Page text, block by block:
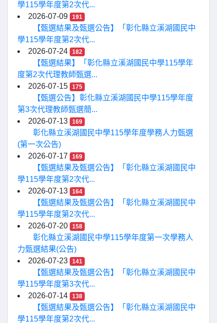
學115學年度第2次代...
2026-07-09
191
【甄選結果及甄選公告】「彰化縣立溪湖國民中
學115學年度第2次代...
2026-07-24
182
【甄選結果】「彰化縣立溪湖國民中學115學年
度第2次代理教師甄選...
2026-07-15
175
【甄選公告】彰化縣立溪湖國民中學115學年度
第3次代理教師甄選簡...
2026-07-13
169
彰化縣立溪湖國民中學115學年度學務人力甄選
(第一次公告)
2026-07-17
169
【甄選結果及甄選公告】「彰化縣立溪湖國民中
學115學年度第2次代...
2026-07-13
164
【甄選結果及甄選公告】「彰化縣立溪湖國民中
學115學年度第2次代...
2026-07-20
158
彰化縣立溪湖國民中學115學年度第一次學務人
力甄選結果(公告)
2026-07-23
141
【甄選結果及甄選公告】「彰化縣立溪湖國民中
學115學年度第3次代...
2026-07-14
138
【甄選結果及甄選公告】「彰化縣立溪湖國民中
學115學年度第2次代...